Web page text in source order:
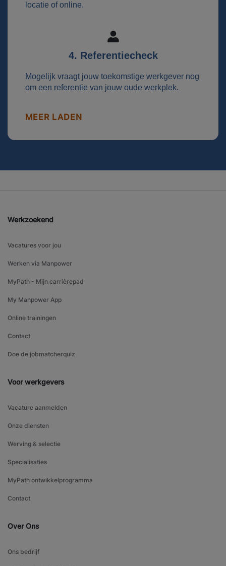
locatie of online.
4. Referentiecheck
Mogelijk vraagt jouw toekomstige werkgever nog
om een referentie van jouw oude werkplek.
MEER LADEN
Werkzoekend
Vacatures voor jou
Werken via Manpower
MyPath - Mijn carrièrepad
My Manpower App
Online trainingen
Contact
Doe de jobmatcherquiz
Voor werkgevers
Vacature aanmelden
Onze diensten
Werving & selectie
Specialisaties
MyPath ontwikkelprogramma
Contact
Over Ons
Ons bedrijf